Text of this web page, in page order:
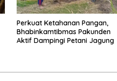
Perkuat Ketahanan Pangan,
Bhabinkamtibmas Pakunden
Aktif Dampingi Petani Jagung